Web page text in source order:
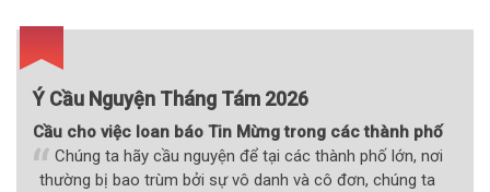
viết
Ý Cầu Nguyện Tháng Tám 2026
Cầu cho việc loan báo Tin Mừng trong các thành phố
Chúng ta hãy cầu nguyện để tại các thành phố lớn, nơi
thường bị bao trùm bởi sự vô danh và cô đơn, chúng ta